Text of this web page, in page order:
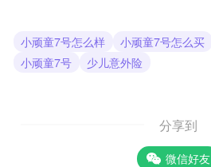
小顽童7号怎么样 小顽童7号怎么买
小顽童7号
少儿意外险
分享到
微信好友